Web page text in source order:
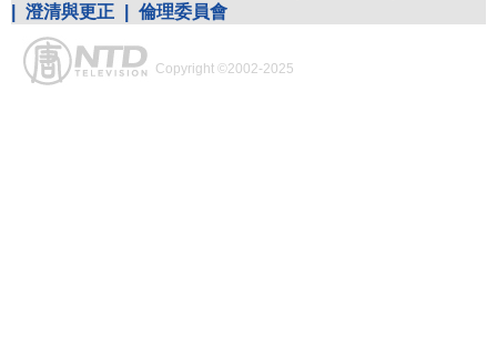
澄清與更正 倫理委員會
Copyright ©2002-2025